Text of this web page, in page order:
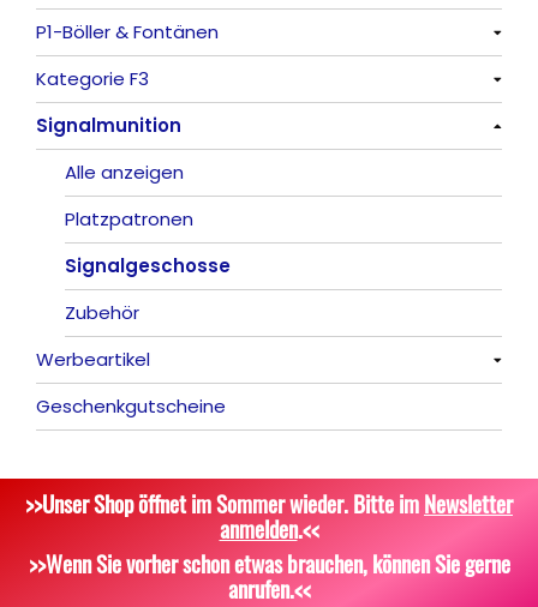
Römische Lichter
Feuerschriften
Indoor-Fontänen
Herz- und Konfetti-Shooter
Wunderkerzen, Fackeln
Tischfeuerwerk
Silvestergießen
Dekoration, Knicklichter
Scherzartikel
Alle anzeigen
P1-Böller & Fontänen
Alle anzeigen
Kategorie F3
Alle anzeigen
Signalmunition
Alle anzeigen
Platzpatronen
Signalgeschosse
Zubehör
Werbeartikel
Alle anzeigen
Attrappen
Geschenkgutscheine
>>Unser Shop öffnet im Sommer wieder. Bitte imNewsletter
anmelden.<<
>>Wenn Sie vorher schon etwas brauchen, können Sie gerne
anrufen.<<